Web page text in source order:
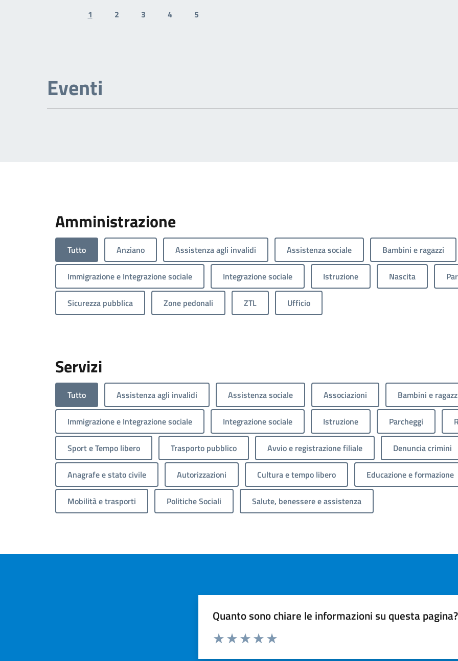
Previous page
1 2 3 4 5
Eventi
Amministrazione
Tutto Anziano Assistenza agli invalidi Assistenza sociale Bambini e ragazzi
Immigrazione e Integrazione sociale Integrazione sociale Istruzione Nascita
Sicurezza pubblica Zone pedonali ZTL Ufficio
Servizi
Tutto Assistenza agli invalidi Assistenza sociale Associazioni Bambini e
Immigrazione e Integrazione sociale Integrazione sociale Istruzione Parcheggi
Sport e Tempo libero Trasporto pubblico Avvio e registrazione filiale Denuncia crimini
Anagrafe e stato civile Autorizzazioni Cultura e tempo libero Educazione e formazione
Mobilità e trasporti Politiche Sociali Salute, benessere e assistenza
Quanto sono chiare le informazioni su questa pagina?
Valuta da 1 a 5 stelle la pagina